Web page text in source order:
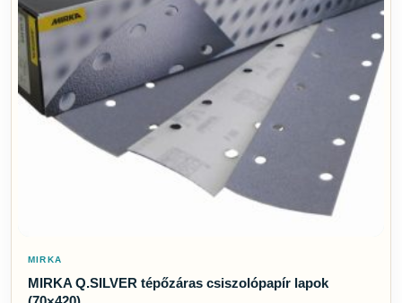
MIRKA
MIRKA Q.SILVER tépőzáras csiszolópapír lapok